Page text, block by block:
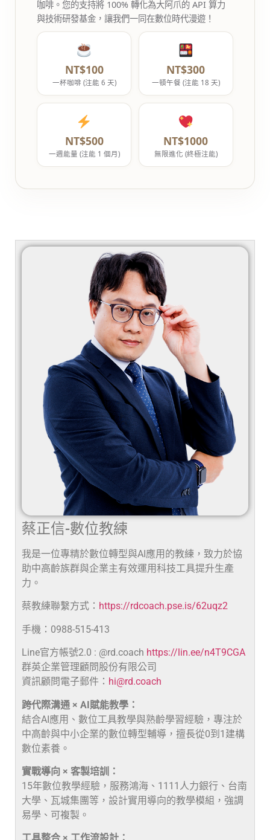
咖啡。您的支持將 100% 轉化為大阿爪的 API 算力
與技術研發基金，讓我們一同在數位時代漫遊！
NT$100
一杯咖啡 (注能 6 天)
NT$300
一頓午餐 (注能 18 天)
NT$500
一週能量 (注能 1 個月)
NT$1000
無限進化 (終極注能)
蔡正信-數位教練
我是一位專精於數位轉型與AI應用的教練，致力於協
助中高齡族群與企業主有效運用科技工具提升生產
力。
蔡教練聯繫方式： https://rdcoach.pse.is/62uqz2
手機：0988-515-413
Line官方帳號2.0 : @rd.coach https://lin.ee/n4T9CGA
群英企業管理顧問股份有限公司
資訊顧問電子郵件： hi@rd.coach
跨代際溝通 × AI賦能教學：
結合AI應用、數位工具教學與熟齡學習經驗，專注於
中高齡與中小企業的數位轉型輔導，擅長從0到1建構
數位素養。
實戰導向 × 客製培訓：
15年數位教學經驗，服務鴻海、1111人力銀行、台南
大學、瓦城集團等，設計實用導向的教學模組，強調
易學、可複製。